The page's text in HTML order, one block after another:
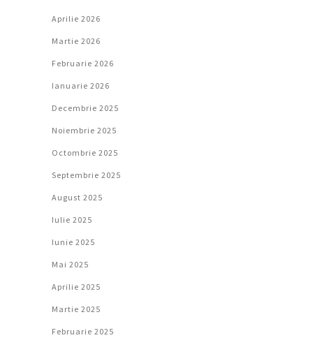
Aprilie 2026
Martie 2026
Februarie 2026
Ianuarie 2026
Decembrie 2025
Noiembrie 2025
Octombrie 2025
Septembrie 2025
August 2025
Iulie 2025
Iunie 2025
Mai 2025
Aprilie 2025
Martie 2025
Februarie 2025